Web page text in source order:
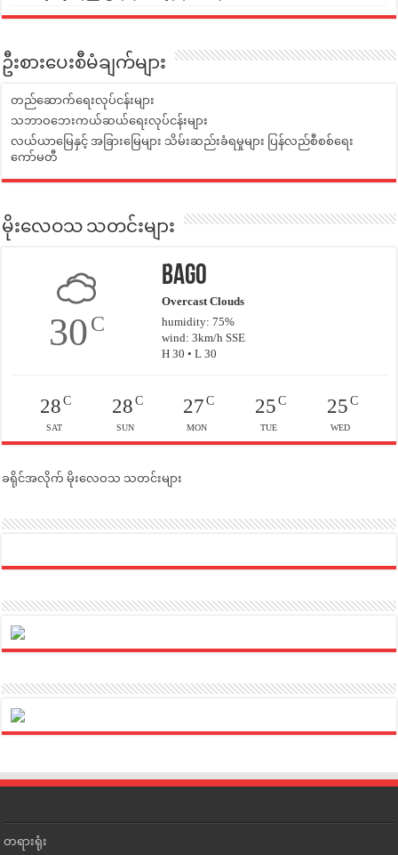
ဦးစားပေးစီမံချက်များ
တည်ဆောက်ရေးလုပ်ငန်းများ
သဘာဝဘေးကယ်ဆယ်ရေးလုပ်ငန်းများ
လယ်ယာမြေနှင့် အခြားမြေများ သိမ်းဆည်းခံရမှုများ ပြန်လည်စီစစ်ရေး
ကော်မတီ
မိုးလေဝသ သတင်းများ
30C
Bago
Overcast Clouds
humidity: 75%
wind: 3km/h SSE
H 30 • L 30
28C
SAT
28C
SUN
27 C
MON
25C
TUE
25C
WED
ခရိုင်အလိုက် မိုးလေဝသ သတင်းများ
တရားရုံး